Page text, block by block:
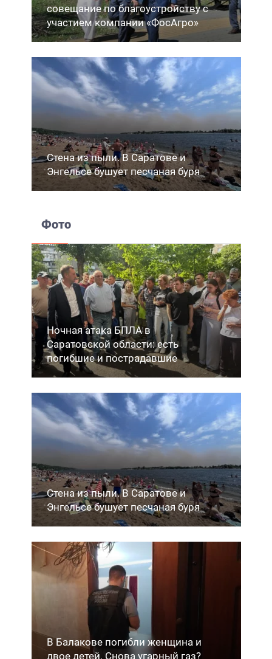
совещание по благоустройству с
участием компании «ФосАгро»
Стена из пыли. В Саратове и
Энгельсе бушует песчаная буря
Фото
Ночная атака БПЛА в
Саратовской области: есть
погибшие и пострадавшие
Стена из пыли. В Саратове и
Энгельсе бушует песчаная буря
В Балакове погибли женщина и
двое детей. Снова угарный газ?